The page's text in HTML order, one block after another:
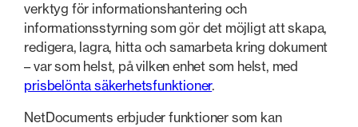
verktyg för informationshantering och
informationsstyrning som gör det möjligt att skapa,
redigera, lagra, hitta och samarbeta kring dokument
– var som helst, på vilken enhet som helst, med
prisbelönta säkerhetsfunktioner.
NetDocuments erbjuder funktioner som kan